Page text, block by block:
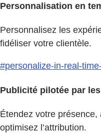
Personnalisation en
Personnalisez les
fidéliser votre clientèle.
#personalize-in-real-
Publicité pilotée par
Étendez votre
optimisez l’attribution.